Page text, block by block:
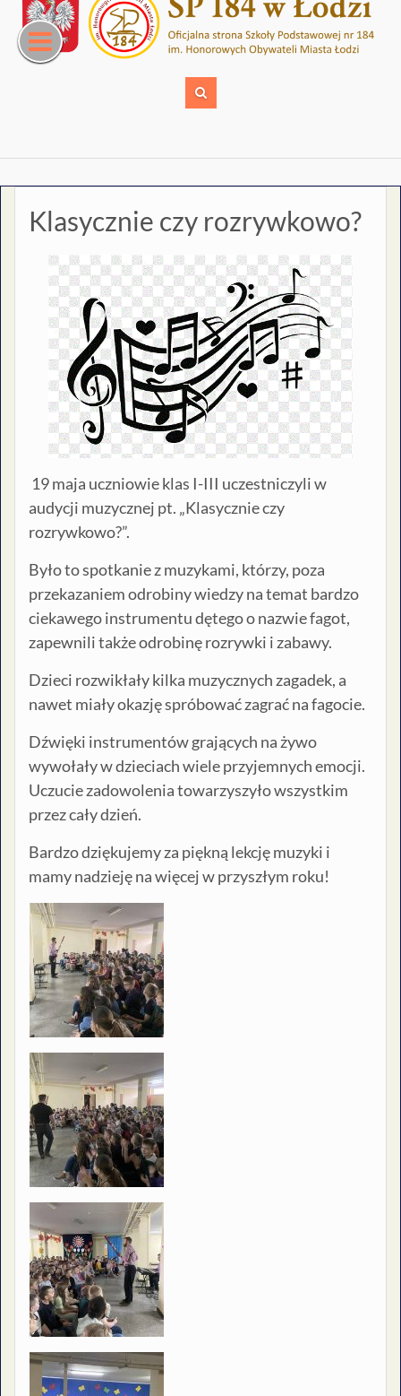
content
Klasycznie czy rozrywkowo?
19 maja uczniowie klas I-III uczestniczyli w
audycji muzycznej pt. „Klasycznie czy
rozrywkowo?”.
Było to spotkanie z muzykami, którzy, poza
przekazaniem odrobiny wiedzy na temat bardzo
ciekawego instrumentu dętego o nazwie fagot,
zapewnili także odrobinę rozrywki i zabawy.
Dzieci rozwikłały kilka muzycznych zagadek, a
nawet miały okazję spróbować zagrać na fagocie.
Dźwięki instrumentów grających na żywo
wywołały w dzieciach wiele przyjemnych emocji.
Uczucie zadowolenia towarzyszyło wszystkim
przez cały dzień.
Bardzo dziękujemy za piękną lekcję muzyki i
mamy nadzieję na więcej w przyszłym roku!